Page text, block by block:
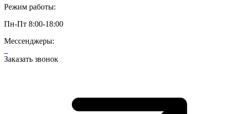
Режим работы:
Пн-Пт 8:00-18:00
Мессенджеры:
Заказать звонок